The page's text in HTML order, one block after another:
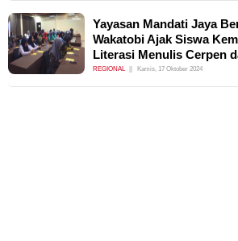
Yayasan Mandati Jaya
Wakatobi Ajak Siswa
Literasi Menulis Cerpen
REGIONAL Kamis, 17 Oktober 2024